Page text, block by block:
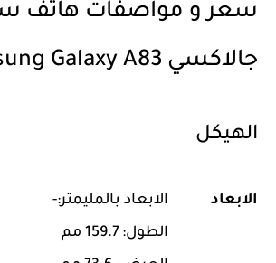
سعر و مواصفات هاتف
جالاكسي Samsung Galaxy A83
الهيكل
الابعاد
الابعاد بالمليمتر:-
الطول: 159.7 مم